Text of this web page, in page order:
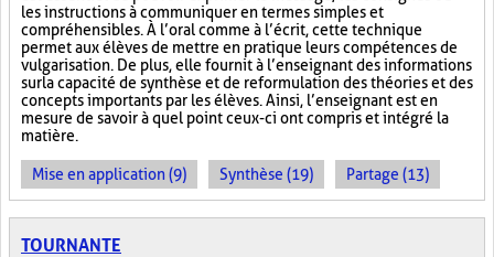
les instructions à communiquer en termes simples et
compréhensibles. À l’oral comme à l’écrit, cette technique
permet aux élèves de mettre en pratique leurs compétences de
vulgarisation. De plus, elle fournit à l’enseignant des informations
sur la capacité de synthèse et de reformulation des théories et des
concepts importants par les élèves. Ainsi, l’enseignant est en
mesure de savoir à quel point ceux-ci ont compris et intégré la
matière.
Mise en application (9) Synthèse (19) Partage (13)
TOURNANTE